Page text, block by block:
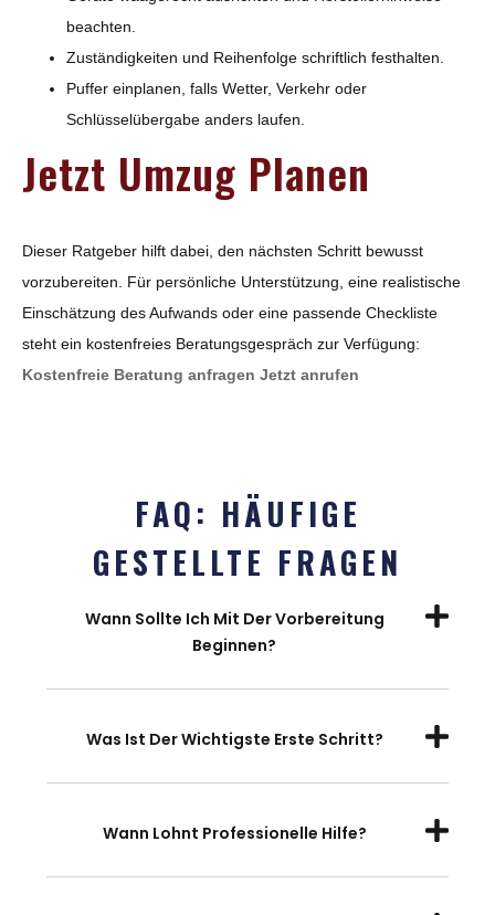
beachten.
Zuständigkeiten und Reihenfolge schriftlich festhalten.
Puffer einplanen, falls Wetter, Verkehr oder
Schlüsselübergabe anders laufen.
Jetzt Umzug Planen
Dieser Ratgeber hilft dabei, den nächsten Schritt bewusst
vorzubereiten. Für persönliche Unterstützung, eine realistische
Einschätzung des Aufwands oder eine passende Checkliste
steht ein kostenfreies Beratungsgespräch zur Verfügung:
Kostenfreie Beratung anfragen Jetzt anrufen
FAQ: HÄUFIGE
GESTELLTE FRAGEN
Wann Sollte Ich Mit Der Vorbereitung
Beginnen?
Was Ist Der Wichtigste Erste Schritt?
Wann Lohnt Professionelle Hilfe?